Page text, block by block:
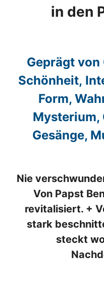
in den
Geprägt von
Schönheit,
Form,
Mysterium,
Gesänge,
Nie
Von Papst
revitalisiert. +
stark
steckt